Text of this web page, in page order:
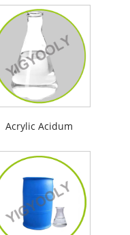
Acrylic Acidum